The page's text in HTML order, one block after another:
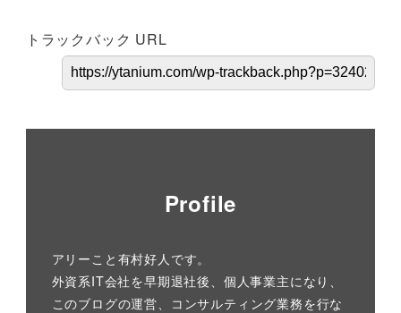
トラックバック URL
Profile
アリーこと有村好人です。
外資系IT会社を早期退社後、個人事業主になり、
このブログの運営、コンサルティング業務を行な